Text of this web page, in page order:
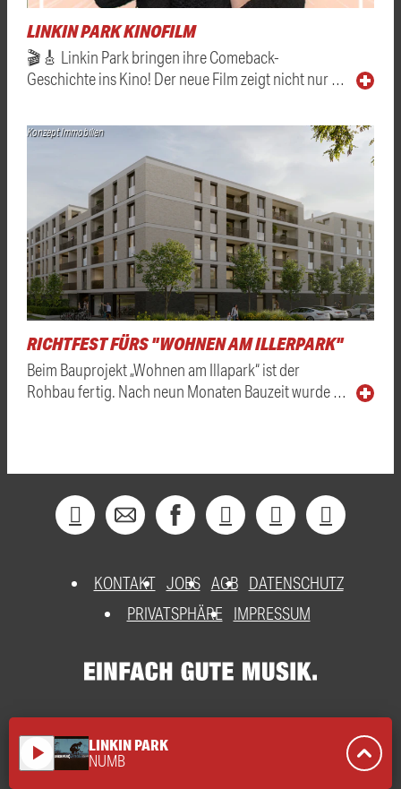
LINKIN PARK KINOFILM
🎬🎸 Linkin Park bringen ihre Comeback-
Geschichte ins Kino! Der neue Film zeigt nicht nur …
Konzept Immobilien
RICHTFEST FÜRS "WOHNEN AM ILLERPARK"
Beim Bauprojekt „Wohnen am Illapark“ ist der
Rohbau fertig. Nach neun Monaten Bauzeit wurde …
KONTAKT JOBS AGB DATENSCHUTZ
PRIVATSPHÄRE
IMPRESSUM
play_arrow LINKIN PARK
NUMB